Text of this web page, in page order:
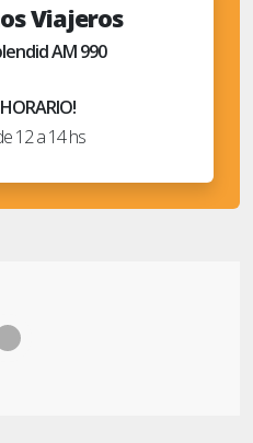
Viajeros
AM 990
12 a 14 hs